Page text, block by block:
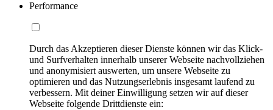
Performance
Durch das Akzeptieren dieser Dienste können wir das Klick-
und Surfverhalten innerhalb unserer Webseite nachvollziehen
und anonymisiert auswerten, um unsere Webseite zu
optimieren und das Nutzungserlebnis insgesamt laufend zu
verbessern. Mit deiner Einwilligung setzen wir auf dieser
Webseite folgende Drittdienste ein: